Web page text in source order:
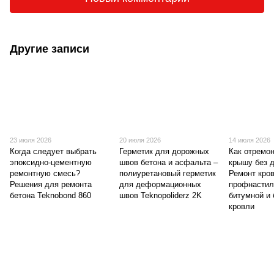
Другие записи
23 июля 2026
Когда следует выбрать
эпоксидно-цементную
ремонтную смесь?
Решения для ремонта
бетона Teknobond 860
20 июля 2026
Герметик для дорожных
швов бетона и асфальта –
полиуретановый герметик
для деформационных
швов Teknopoliderz 2K
14 июля 2026
Как
крышу без
Ремонт
битумной и
кровли